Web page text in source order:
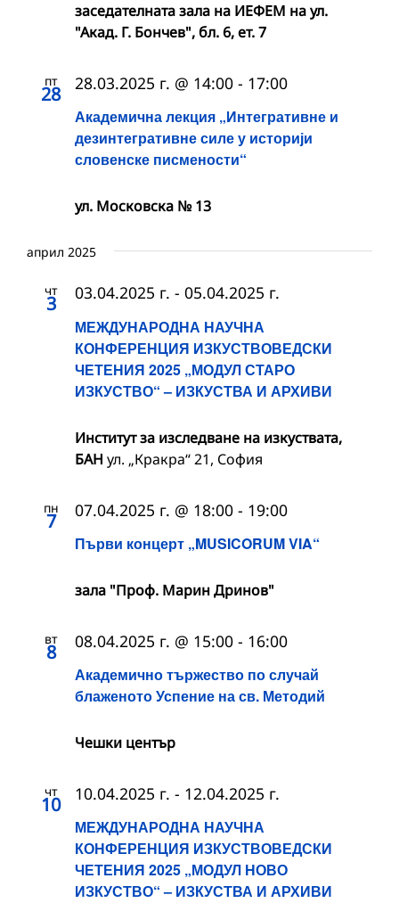
заседателната зала на ИЕФЕМ на ул.
"Акад. Г. Бончев", бл. 6, ет. 7
пт
28
Академична лекция „Интегративне и
дезинтегративне силе у историји
словенске писмености“
28.03.2025 г. @ 14:00 - 17:00
ул. Московска № 13
април 2025
чт
3
МЕЖДУНАРОДНА НАУЧНА
КОНФЕРЕНЦИЯ ИЗКУСТВОВЕДСКИ
ЧЕТЕНИЯ 2025 „МОДУЛ СТАРО
ИЗКУСТВО“ – ИЗКУСТВА И АРХИВИ
03.04.2025 г. - 05.04.2025 г.
Институт за изследване на изкуствата,
БАН ул. „Кракра“ 21, София
пн
7
Първи концерт „MUSICORUM VIA“
07.04.2025 г. @ 18:00 - 19:00
зала "Проф. Марин Дринов"
вт
8
Академично тържество по случай
блаженото Успение на св. Методий
08.04.2025 г. @ 15:00 - 16:00
Чешки център
чт
10
МЕЖДУНАРОДНА НАУЧНА
КОНФЕРЕНЦИЯ ИЗКУСТВОВЕДСКИ
ЧЕТЕНИЯ 2025 „МОДУЛ НОВО
ИЗКУСТВО“ – ИЗКУСТВА И АРХИВИ
10.04.2025 г. - 12.04.2025 г.